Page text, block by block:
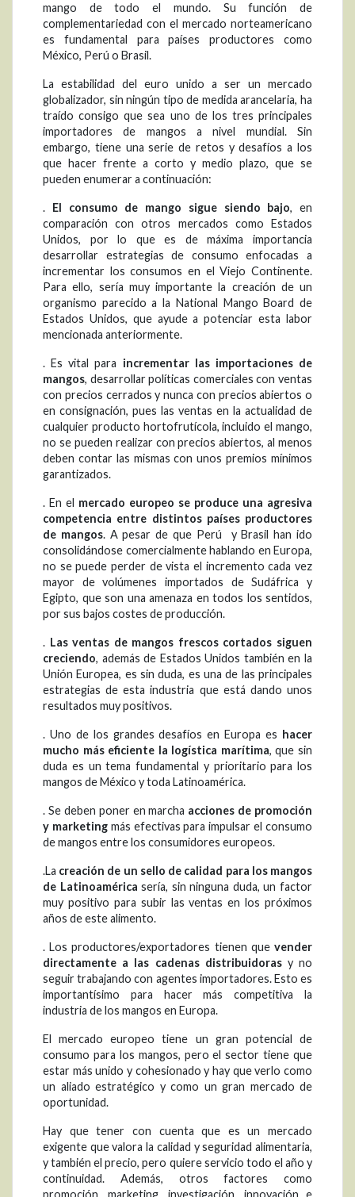
mango de todo el mundo. Su función de
complementariedad con el mercado norteamericano
es fundamental para países productores como
México, Perú o Brasil.
La estabilidad del euro unido a ser un mercado
globalizador, sin ningún tipo de medida arancelaria, ha
traído consigo que sea uno de los tres principales
importadores de mangos a nivel mundial. Sin
embargo, tiene una serie de retos y desafíos a los
que hacer frente a corto y medio plazo, que se
pueden enumerar a continuación:
. El consumo de mango sigue siendo bajo, en
comparación con otros mercados como Estados
Unidos, por lo que es de máxima importancia
desarrollar estrategias de consumo enfocadas a
incrementar los consumos en el Viejo Continente.
Para ello, sería muy importante la creación de un
organismo parecido a la National Mango Board de
Estados Unidos, que ayude a potenciar esta labor
mencionada anteriormente.
. Es vital para incrementar las importaciones de
mangos, desarrollar políticas comerciales con ventas
con precios cerrados y nunca con precios abiertos o
en consignación, pues las ventas en la actualidad de
cualquier producto hortofrutícola, incluido el mango,
no se pueden realizar con precios abiertos, al menos
deben contar las mismas con unos premios mínimos
garantizados.
. En el mercado europeo se produce una agresiva
competencia entre distintos países productores
de mangos. A pesar de que Perú y Brasil han ido
consolidándose comercialmente hablando en Europa,
no se puede perder de vista el incremento cada vez
mayor de volúmenes importados de Sudáfrica y
Egipto, que son una amenaza en todos los sentidos,
por sus bajos costes de producción.
. Las ventas de mangos frescos cortados siguen
creciendo, además de Estados Unidos también en la
Unión Europea, es sin duda, es una de las principales
estrategias de esta industria que está dando unos
resultados muy positivos.
. Uno de los grandes desafíos en Europa es hacer
mucho más eficiente la logística marítima, que sin
duda es un tema fundamental y prioritario para los
mangos de México y toda Latinoamérica.
. Se deben poner en marcha acciones de promoción
y marketingmás efectivas para impulsar el consumo
de mangos entre los consumidores europeos.
.La creación de un sello de calidad para los mangos
de Latinoamérica sería, sin ninguna duda, un factor
muy positivo para subir las ventas en los próximos
años de este alimento.
. Los productores/exportadores tienen que vender
directamente a las cadenas distribuidorasy no
seguir trabajando con agentes importadores. Esto es
importantísimo para hacer más competitiva la
industria de los mangos en Europa.
El mercado europeo tiene un gran potencial de
consumo para los mangos, pero el sector tiene que
estar más unido y cohesionado y hay que verlo como
un aliado estratégico y como un gran mercado de
oportunidad.
Hay que tener con cuenta que es un mercado
exigente que valora la calidad y seguridad alimentaria,
y también el precio, pero quiere servicio todo el año y
continuidad. Además, otros factores como